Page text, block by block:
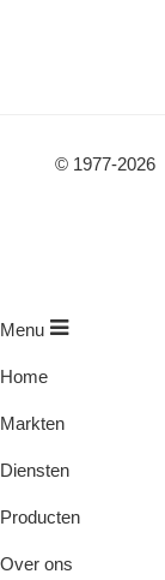
© 1977-2026
Menu
Home
Markten
Diensten
Producten
Over ons